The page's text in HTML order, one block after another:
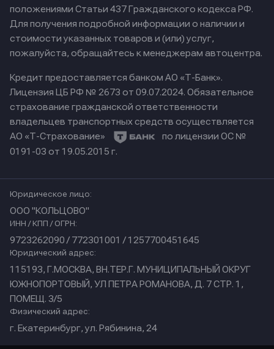
положениями Статьи 437 Гражданского кодекса РФ.
Для получения подробной информации о наличии и
стоимости указанных товаров и (или) услуг,
пожалуйста, обращайтесь к менеджерам автоцентра.
Кредит предоставляется банком АО «Т-Банк».
Лицензия ЦБ РФ № 2673 от 09.07.2024. Обязательное
страхование гражданской ответственности
владельцев транспортных средств осуществляется
АО «Т-Страхование»
по лицензии ОС №
0191-03 от 19.05.2015 г.
Юридическое лицо:
ООО "КОЛЬЦОВО"
ИНН / КПП / ОГРН:
9723262090 / 772301001 / 1257700451645
Юридический адрес:
115193, Г.МОСКВА, ВН.ТЕР.Г. МУНИЦИПАЛЬНЫЙ ОКРУГ
ЮЖНОПОРТОВЫЙ, УЛ ПЕТРА РОМАНОВА, Д. 7 СТР. 1,
ПОМЕЩ. 3/5
Физический адрес:
г. Екатеринбург, ул. Рябинина, 24